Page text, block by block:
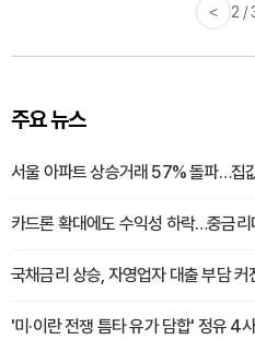
< 2 /
주요 뉴스
서울 아파트 상승거래 57% 돌파…집
카드론 확대에도 수익성 하락…중금리
국채금리 상승, 자영업자 대출 부담 커
'미·이란 전쟁 틈타 유가 담합' 정유 4